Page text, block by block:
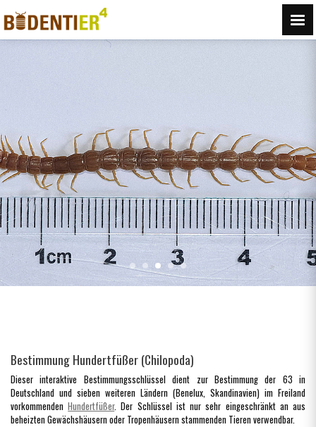
Bestimmung Hundertfüßer (Chilopoda)
Dieser interaktive Bestimmungsschlüssel dient zur Bestimmung der 63 in
Deutschland und sieben weiteren Ländern (Benelux, Skandinavien) im Freiland
vorkommendenHundertfüßer. Der Schlüssel ist nur sehr eingeschränkt an aus
beheizten Gewächshäusern oder Tropenhäusern stammenden Tieren verwendbar.